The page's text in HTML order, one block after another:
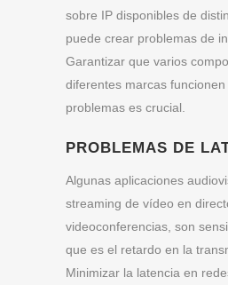
sobre IP disponibles de
puede crear problemas de
Garantizar que varios
diferentes marcas funcionen
problemas es crucial.
PROBLEMAS DE
Algunas aplicaciones
streaming de vídeo en
videoconferencias, son
que es el retardo en la
Minimizar la latencia en